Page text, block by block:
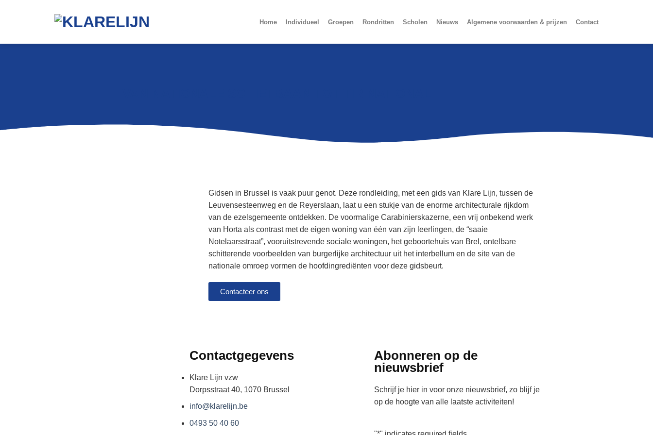
Home Individueel Groepen Rondritten Scholen Nieuws Algemene voorwaarden & prijzen Contact
Gidsen in Brussel is vaak puur genot. Deze rondleiding, met een gids van Klare Lijn, tussen de
Leuvensesteenweg en de Reyerslaan, laat u een stukje van de enorme architecturale rijkdom
van de ezelsgemeente ontdekken. De voormalige Carabinierskazerne, een vrij onbekend werk
van Horta als contrast met de eigen woning van één van zijn leerlingen, de “saaie
Notelaarsstraat”, vooruitstrevende sociale woningen, het geboortehuis van Brel, ontelbare
schitterende voorbeelden van burgerlijke architectuur uit het interbellum en de site van de
nationale omroep vormen de hoofdingrediënten voor deze gidsbeurt.
Contacteer ons
Contactgegevens
Klare Lijn vzw
Dorpsstraat 40, 1070 Brussel
info@klarelijn.be
0493 50 40 60
Abonneren op de
nieuwsbrief
Schrijf je hier in voor onze nieuwsbrief, zo blijf je
op de hoogte van alle laatste activiteiten!